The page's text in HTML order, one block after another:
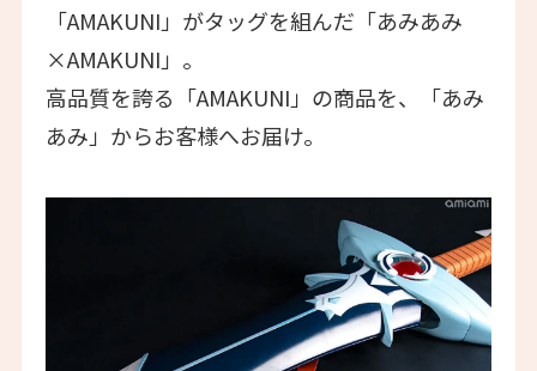
「AMAKUNI」がタッグを組んだ「あみあみ
×AMAKUNI」。
高品質を誇る「AMAKUNI」の商品を、「あみ
あみ」からお客様へお届け。